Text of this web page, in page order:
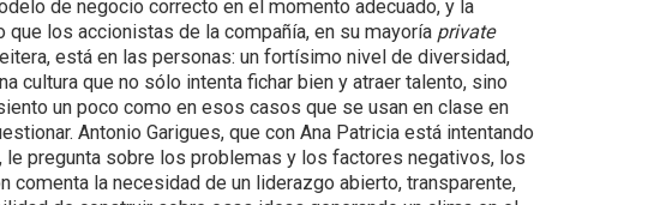
de negocio correcto en el momento adecuado, y la
los accionistas de la compañía, en su mayoría private
está en las personas: un fortísimo nivel de diversidad,
cultura que no sólo intenta fichar bien y atraer talento, sino
un poco como en esos casos que se usan en clase en
Antonio Garigues, que con Ana Patricia está intentando
le pregunta sobre los problemas y los factores negativos, los
comenta la necesidad de un liderazgo abierto, transparente,